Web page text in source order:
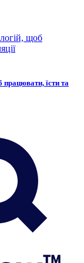
працювати, їсти та